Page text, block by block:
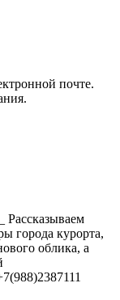
почте.
Рассказываем
города курорта,
облика, а